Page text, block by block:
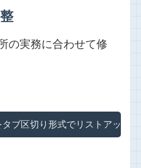
の実務に合わせて修
ブ区切り形式でリストアップ